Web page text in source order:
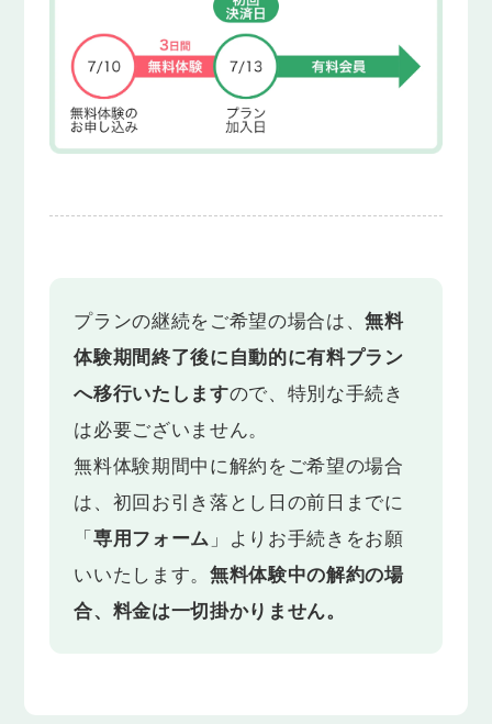
プランの継続をご希望の場合は、無料
体験期間終了後に自動的に有料プラン
へ移行いたしますので、特別な手続き
は必要ございません。
無料体験期間中に解約をご希望の場合
は、初回お引き落とし日の前日までに
「専用フォーム 」よりお手続きをお願
いいたします。 無料体験中の解約の場
合、料金は一切掛かりません。